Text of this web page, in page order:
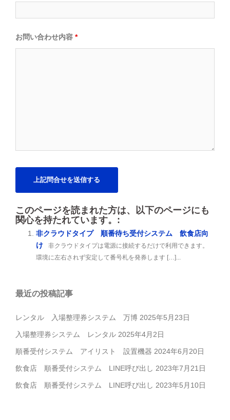
お問い合わせ内容 *
このページを読まれた方は、以下のページにも
関心を持たれています。:
非クラウドタイプ 順番待ち受付システム 飲食店向
け
非クラウドタイプは電源に接続するだけで利用できます。
環境に左右されず安定して番号札を発券します […]...
最近の投稿記事
レンタル 入場整理券システム 万博 2025年5月23日
入場整理券システム レンタル 2025年4月2日
順番受付システム アイリスト 設置機器 2024年6月20日
飲食店 順番受付システム LINE呼び出し 2023年7月21日
飲食店 順番受付システム LINE呼び出し 2023年5月10日